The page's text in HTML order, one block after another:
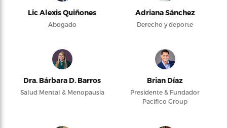
Lic Alexis Quiñones
Abogado
Adriana Sánchez
Derecho y deporte
Dra. Bárbara D. Barros
Salud Mental & Menopausia
Brian Díaz
Presidente & Fundador
Pacifico Group